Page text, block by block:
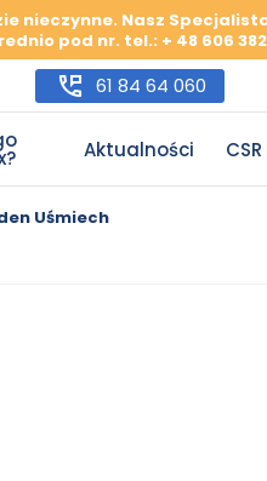
nieczynne. Nasz
pod nr. tel.: + 48 606
61 84 64 060
Aktualności CSR
Uśmiech